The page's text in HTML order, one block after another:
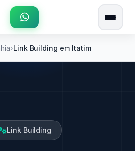
Link Building em Itatim
Link Building